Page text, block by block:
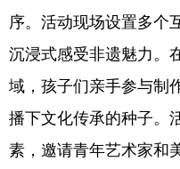
序。活动现场设置多个
沉浸式感受非遗魅力。
域，孩子们亲手参与制
播下文化传承的种子。
素，邀请青年艺术家和